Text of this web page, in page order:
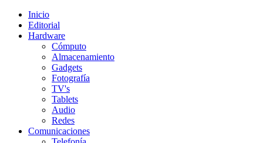
Inicio
Editorial
Hardware
Cómputo
Almacenamiento
Gadgets
Fotografía
TV's
Tablets
Audio
Redes
Comunicaciones